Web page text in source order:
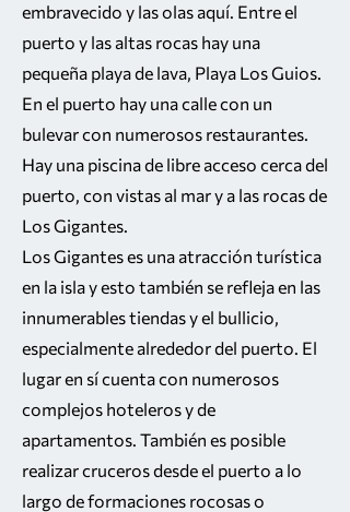
embravecido y las olas aquí. Entre el
puerto y las altas rocas hay una
pequeña playa de lava, Playa Los Guios.
En el puerto hay una calle con un
bulevar con numerosos restaurantes.
Hay una piscina de libre acceso cerca del
puerto, con vistas al mar y a las rocas de
Los Gigantes.
Los Gigantes es una atracción turística
en la isla y esto también se refleja en las
innumerables tiendas y el bullicio,
especialmente alrededor del puerto. El
lugar en sí cuenta con numerosos
complejos hoteleros y de
apartamentos. También es posible
realizar cruceros desde el puerto a lo
largo de formaciones rocosas o